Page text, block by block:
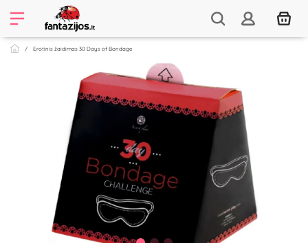
Erotinis žaidimas 30 Days of Bondage